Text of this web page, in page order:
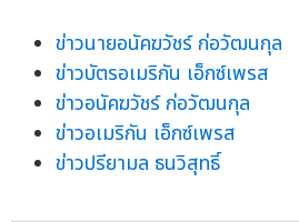
ข่าวนายอนัคฆวัชร์ ก่อวัฒนกุล
ข่าวบัตรอเมริกัน เอ็กซ์เพรส
ข่าวอนัคฆวัชร์ ก่อวัฒนกุล
ข่าวอเมริกัน เอ็กซ์เพรส
ข่าวปรียามล ธนวิสุทธิ์